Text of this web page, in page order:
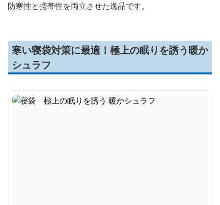
防寒性と携帯性を両立させた逸品です。
寒い寝袋対策に最適！極上の眠りを誘う暖か
シュラフ